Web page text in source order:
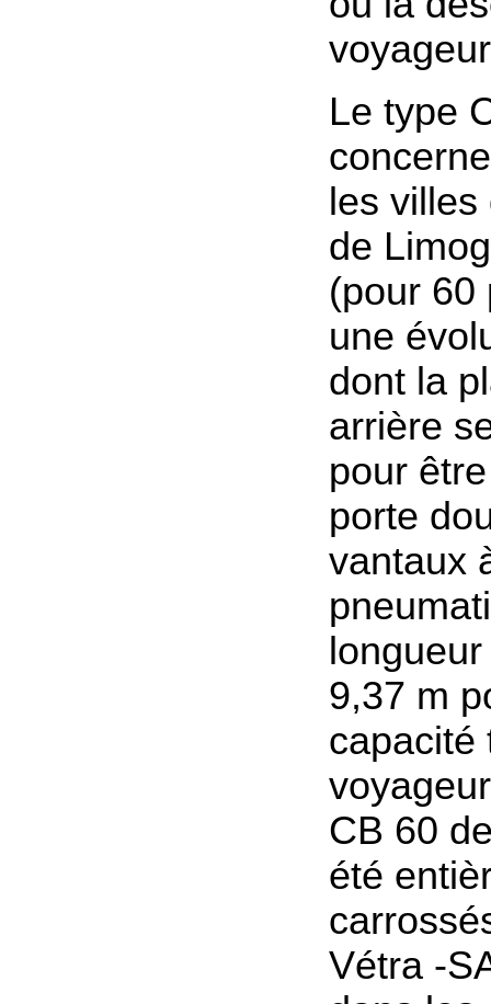
Le type
les villes
de
(pour 60
une
dont la
arrière
pour
porte
vantaux
9,37 m
capacité
CB 60
été
Vétra -